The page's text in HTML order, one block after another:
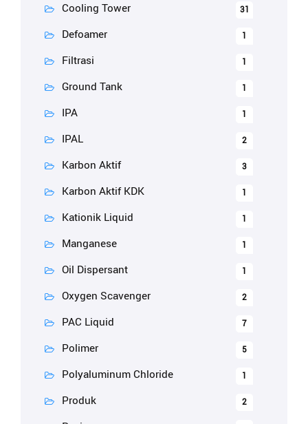
Cooling Tower 31
Defoamer 1
Filtrasi 1
Ground Tank 1
IPA 1
IPAL 2
Karbon Aktif 3
Karbon Aktif KDK 1
Kationik Liquid 1
Manganese 1
Oil Dispersant 1
Oxygen Scavenger 2
PAC Liquid 7
Polimer 5
Polyaluminum Chloride 1
Produk 2